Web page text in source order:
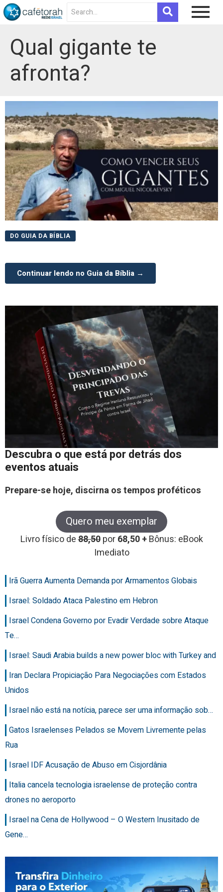
Qual gigante te
afronta?
DO GUIA DA BÍBLIA
Continuar lendo no Guia da Bíblia →
Descubra o que está por detrás dos
eventos atuais
Prepare-se hoje, discirna os tempos proféticos
Quero meu exemplar
Livro físico de88,50 por68,50 +Bônus: eBook
Imediato
Irã Guerra Aumenta Demanda por Armamentos Globais
Israel: Soldado Ataca Palestino em Hebron
Israel Condena Governo por Evadir Verdade sobre Ataque
Te…
Israel: Saudi Arabia builds a new power bloc with Turkey and
Iran Declara Propiciação Para Negociações com Estados
Unidos
Israel não está na notícia, parece ser uma informação sob…
Gatos Israelenses Pelados se Movem Livremente pelas
Rua
Israel IDF Acusação de Abuso em Cisjordânia
Italia cancela tecnologia israelense de proteção contra
drones no aeroporto
Israel na Cena de Hollywood – O Western Inusitado de
Gene…